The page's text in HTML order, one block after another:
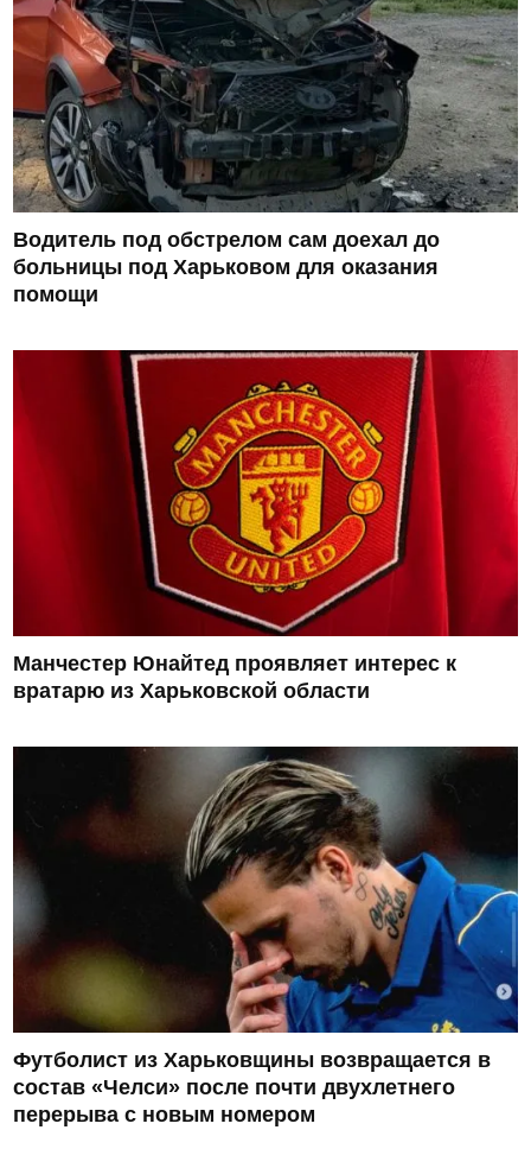
Водитель под обстрелом сам доехал до
больницы под Харьковом для оказания
помощи
Манчестер Юнайтед проявляет интерес к
вратарю из Харьковской области
Футболист из Харьковщины возвращается в
состав «Челси» после почти двухлетнего
перерыва с новым номером